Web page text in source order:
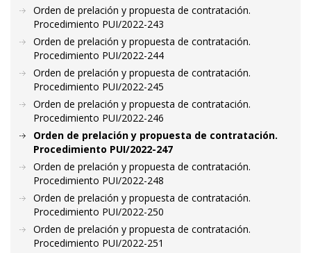
Orden de prelación y propuesta de contratación.
Procedimiento PUI/2022-243
Orden de prelación y propuesta de contratación.
Procedimiento PUI/2022-244
Orden de prelación y propuesta de contratación.
Procedimiento PUI/2022-245
Orden de prelación y propuesta de contratación.
Procedimiento PUI/2022-246
Orden de prelación y propuesta de contratación.
Procedimiento PUI/2022-247
Orden de prelación y propuesta de contratación.
Procedimiento PUI/2022-248
Orden de prelación y propuesta de contratación.
Procedimiento PUI/2022-250
Orden de prelación y propuesta de contratación.
Procedimiento PUI/2022-251